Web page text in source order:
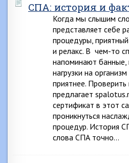
СПА: история и
Когда мы слышим
представляет себе
процедуры,
и релакс. В чем-то
напоминают
нагрузки на
приятнее. Проверить
предлагает
сертификат в этот
проникнуться
процедур. История
слова СПА точно…